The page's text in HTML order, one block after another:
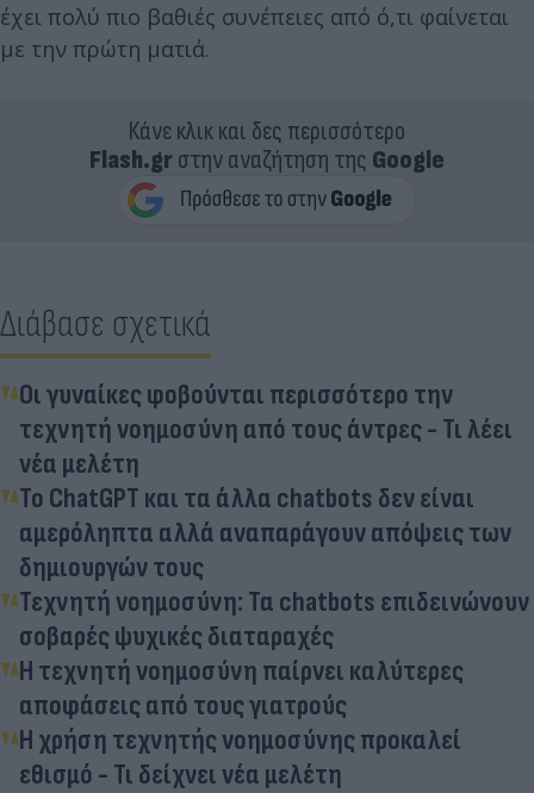
έχει πολύ πιο βαθιές συνέπειες από ό,τι φαίνεται
με την πρώτη ματιά.
Κάνε κλικ και δες περισσότερο
Flash.grστην αναζήτηση της Google
Διάβασε σχετικά
Οι γυναίκες φοβούνται περισσότερο την
τεχνητή νοημοσύνη από τους άντρες - Τι λέει
νέα μελέτη
Το ChatGPT και τα άλλα chatbots δεν είναι
αμερόληπτα αλλά αναπαράγουν απόψεις των
δημιουργών τους
Τεχνητή νοημοσύνη: Τα chatbots επιδεινώνουν
σοβαρές ψυχικές διαταραχές
Η τεχνητή νοημοσύνη παίρνει καλύτερες
αποφάσεις από τους γιατρούς
Η χρήση τεχνητής νοημοσύνης προκαλεί
εθισμό - Τι δείχνει νέα μελέτη